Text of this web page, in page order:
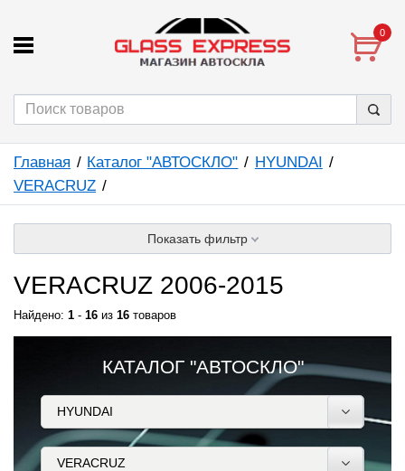
0
Главная Каталог "АВТОСКЛО"
HYUNDAI
VERACRUZ
Показать фильтр
VERACRUZ 2006-2015
Найдено: 1 - 16 из 16 товаров
КАТАЛОГ "АВТОСКЛО"